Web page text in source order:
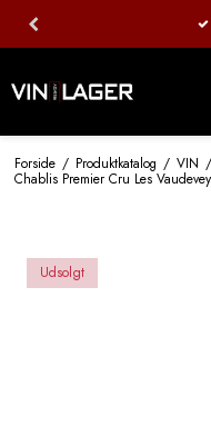
Forside / Produktkatalog / VIN /
Chablis Premier Cru Les Vaudevey
Udsolgt